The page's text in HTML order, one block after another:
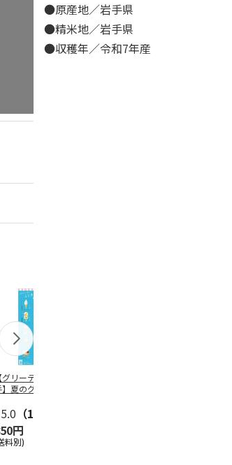
【グリーティング切
】夏のグリーティ
5.0 （10）
円
料別)
●原産地／岩手県
●精米地／岩手県
●収穫年／令和7年産